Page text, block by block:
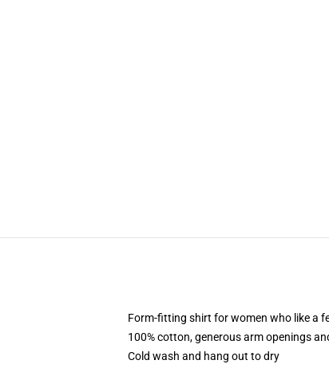
Form-fitting shirt for women who like a
100% cotton, generous arm openings
Cold wash and hang out to dry